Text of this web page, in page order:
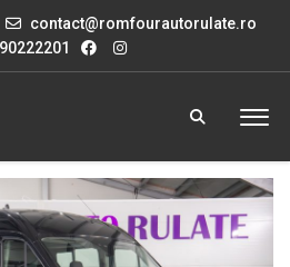
contact@romfourautorulate.ro